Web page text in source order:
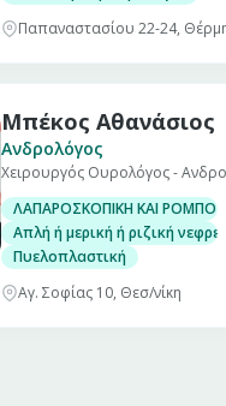
Παπαναστασίου 22-24,
Μπέκος Αθανάσιος
Ανδρολόγος
Χειρουργός Ουρολόγος -
ΛΑΠΑΡΟΣΚΟΠΙΚΗ ΚΑΙ
Απλή ή μερική ή ριζική
Πυελοπλαστική
Αγ. Σοφίας 10, Θεσ/νίκη